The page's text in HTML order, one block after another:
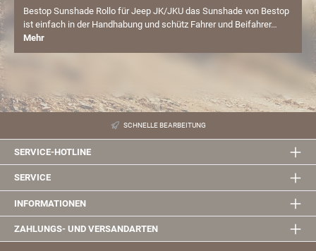
Bestop Sunshade Rollo für Jeep JK/JKU das Sunshade von Bestop
ist einfach in der Handhabung und schütz Fahrer und Beifahrer…
Mehr
SCHNELLE BEARBEITUNG
SERVICE-HOTLINE
SERVICE
INFORMATIONEN
ZAHLUNGS- UND VERSANDARTEN